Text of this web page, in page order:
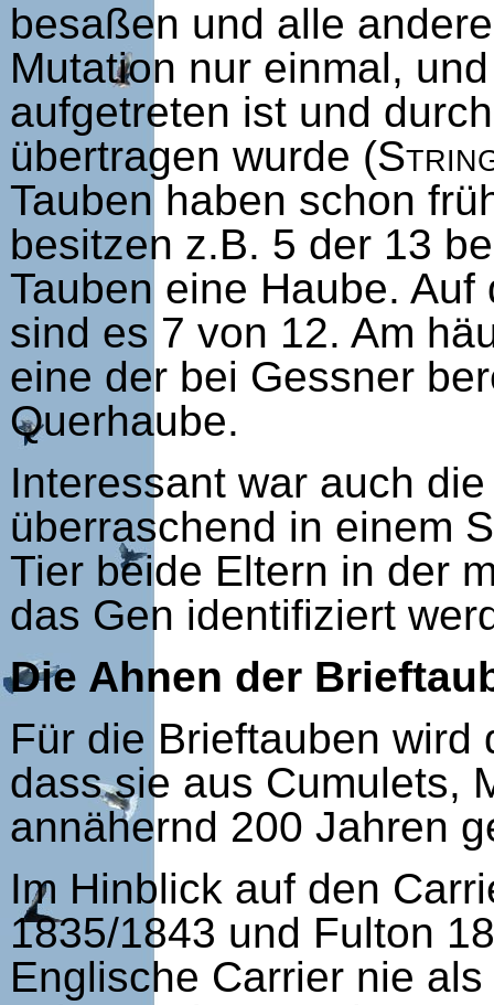
besaßen und alle
Mutation nur einmal,
aufgetreten ist und
übertragen wurde (
Tauben haben schon
besitzen z.B. 5 der 13
Tauben eine Haube.
sind es 7 von 12. Am
eine der bei Gessner
Querhaube.
Interessant war auch
überraschend in einem
Tier beide Eltern in der
das Gen identifiziert
Die Ahnen der
Für die Brieftauben
dass sie aus Cumulets,
annähernd 200 Jahren
Im Hinblick auf den
1835/1843 und Fulton
Englische Carrier nie